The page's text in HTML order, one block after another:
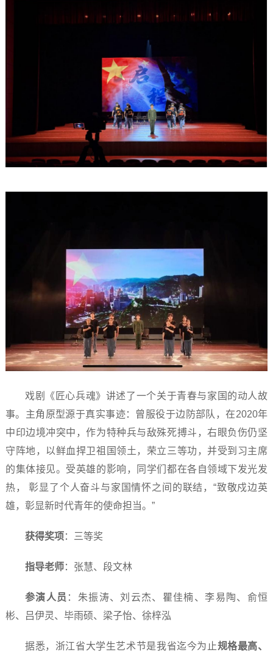
戏剧《匠心兵魂》讲述了一个关于青春与家国的动人故
事。主角原型源于真实事迹：曾服役于边防部队，在2020年
中印边境冲突中，作为特种兵与敌殊死搏斗，右眼负伤仍坚
守阵地，以鲜血捍卫祖国领土，荣立三等功，并受到习主席
的集体接见。受英雄的影响，同学们都在各自领域下发光发
热， 彰显了个人奋斗与家国情怀之间的联结，“致敬戍边英
雄，彰显新时代青年的使命担当。”
获得奖项 ：三等奖
指导老师：张慧、段文林
参演人员 ：朱振涛、刘云杰、瞿佳楠、李易陶、俞恒
彬、吕伊灵、毕雨硕、梁子怡、徐梓泓
据悉，浙江省大学生艺术节是我省迄今为止规格最高、